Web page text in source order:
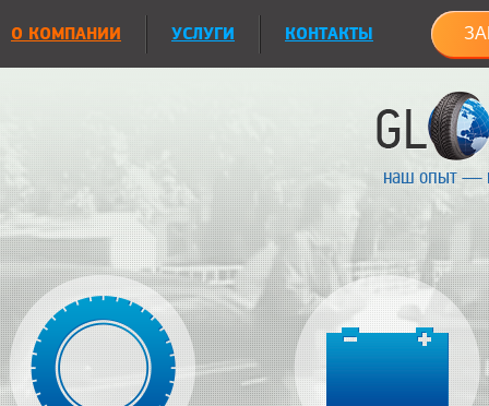
О КОМПАНИИ УСЛУГИ КОНТАКТЫ
наш опыт —